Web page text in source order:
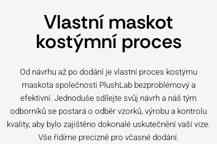
Vlastní maskot
kostýmní proces
Od návrhu až po dodání je vlastní proces kostýmu
maskota společnosti PlushLab bezproblémový a
efektivní. Jednoduše sdílejte svůj návrh a náš tým
odborníků se postará o odběr vzorků, výrobu a kontrolu
kvality, aby bylo zajištěno dokonalé uskutečnění vaší vize.
Vše řídíme precizně pro včasné dodání.